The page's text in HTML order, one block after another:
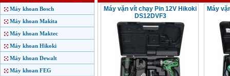
Máy khoan Bosch
Máy khoan Makita
Máy khoan Maktec
Máy khoan Hikoki
Máy khoan Dewalt
Máy khoan FEG
Máy vặn vít chạy Pin 12V Hikoki
DS12DVF3
Máy